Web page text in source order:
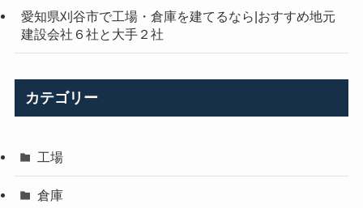
愛知県刈谷市で工場・倉庫を建てるなら|おすすめ地元
建設会社６社と大手２社
カテゴリー
工場
倉庫